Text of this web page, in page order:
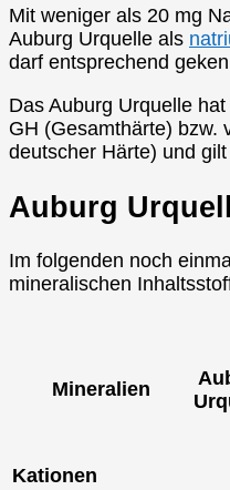
Mit weniger als 20 mg
Auburg Urquelle als
darf entsprechend
Das Auburg Urquelle
GH (Gesamthärte) bzw.
deutscher Härte) und
Auburg
Im folgenden noch
mineralischen
Mineralien
Kationen